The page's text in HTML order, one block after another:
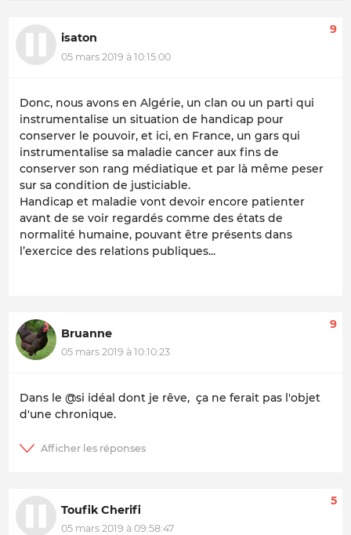
isaton
05 mars 2019 à 10:15:00
9
Donc, nous avons en Algérie, un clan ou un parti qui
instrumentalise un situation de handicap pour
conserver le pouvoir, et ici, en France, un gars qui
instrumentalise sa maladie cancer aux fins de
conserver son rang médiatique et par là même peser
sur sa condition de justiciable.
Handicap et maladie vont devoir encore patienter
avant de se voir regardés comme des états de
normalité humaine, pouvant être présents dans
l’exercice des relations publiques...
Bruanne
05 mars 2019 à 10:10:23
9
Dans le @si idéal dont je rêve, ça ne ferait pas l'objet
d'une chronique.
Toufik Cherifi
05 mars 2019 à 09:58:47
5